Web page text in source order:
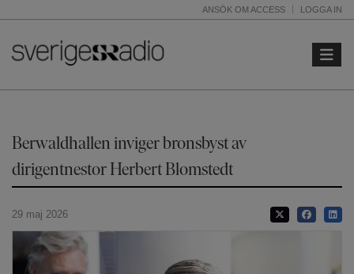
ANSÖK OM ACCESS LOGGA IN
Toggle
Berwaldhallen inviger bronsbyst av
dirigentnestor Herbert Blomstedt
29 maj 2026